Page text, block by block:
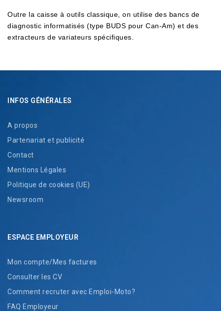
Outre la caisse à outils classique, on utilise des bancs de
diagnostic informatisés (type BUDS pour Can-Am) et des
extracteurs de variateurs spécifiques.
INFOS GÉNÉRALES
A propos
Partenariat et publicité
Contact
Mentions Légales
Politique de cookies (UE)
Newsroom
ESPACE EMPLOYEUR
Mon compte/Mes factures
Consulter les CV
Comment recruter avec Emploi-Moto?
FAQ Employeur